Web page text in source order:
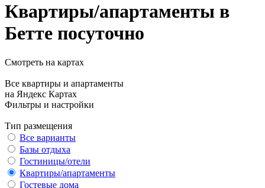
Квартиры/апартаменты в
Бетте посуточно
Смотреть на картах
Все квартиры и апартаменты
на Яндекс Картах
Фильтры и настройки
Тип размещения
Все варианты
Базы отдыха
Гостиницы/отели
Квартиры/апартаменты
Гостевые дома